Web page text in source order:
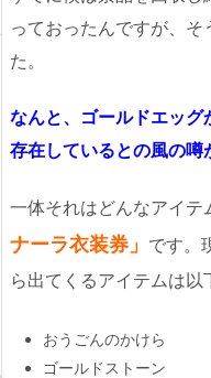
っておったんですが、
た。
なんと、ゴールドエッ
存在しているとの風の
一体それはどんなアイテ
ナーラ衣装券」 です。
ら出てくるアイテムは以
おうごんのかけら
ゴールドストーン